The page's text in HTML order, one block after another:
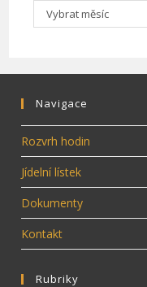
Archiv
článků
Vybrat měsíc
Navigace
Rozvrh hodin
Jídelní lístek
Dokumenty
Kontakt
Rubriky